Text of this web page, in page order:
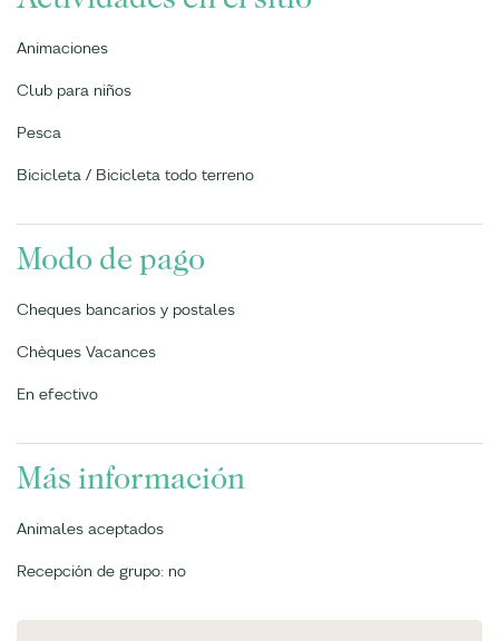
Animaciones
Club para niños
Pesca
Bicicleta / Bicicleta todo terreno
Modo de pago
Cheques bancarios y postales
Chèques Vacances
En efectivo
Más información
Animales aceptados
Recepción de grupo: no